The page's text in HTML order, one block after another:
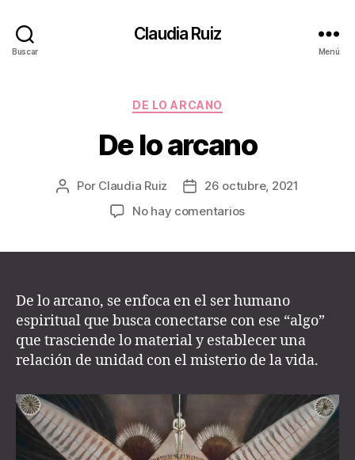
Buscar
Claudia Ruiz
Menú
Categorías
DE LO ARCANO
De lo arcano
Autor
Por Claudia Ruiz
Fecha26 octubre, 2021
No hay comentariosen
De lo arcano, se enfoca en el ser humano
espiritual que busca conectarse con ese “algo”
que trasciende lo material y establecer una
relación de unidad con el misterio de la vida.